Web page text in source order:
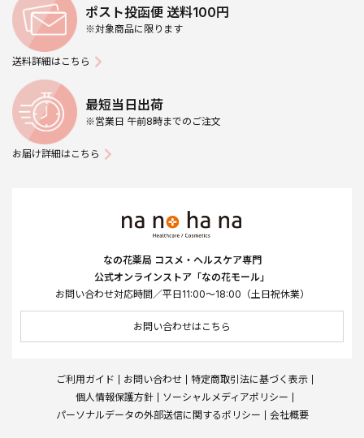
ポスト投函便 送料100円
※対象商品に限ります
送料詳細はこちら
最短当日出荷
※営業日 午前8時までのご注文
お届け詳細はこちら
なの花薬局 コスメ・ヘルスケア専門
公式オンラインストア「なの花モール」
お問い合わせ対応時間／平日11:00～18:00（土日祝休業）
お問い合わせはこちら
ご利用ガイド お問い合わせ
特定商取引法に基づく表示
個人情報保護方針
ソーシャルメディアポリシー
パーソナルデータの外部送信に関するポリシー
会社概要